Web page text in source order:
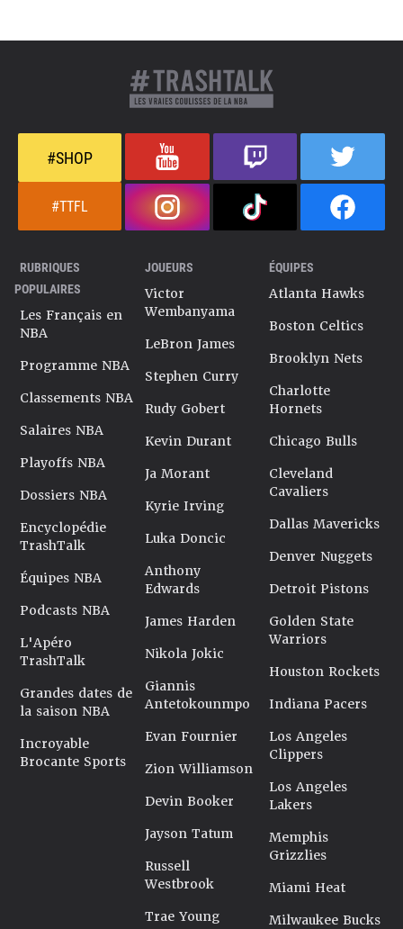
#SHOP
#TTFL
RUBRIQUES
POPULAIRES
Les Français en
NBA
Programme NBA
Classements NBA
Salaires NBA
Playoffs NBA
Dossiers NBA
Encyclopédie
TrashTalk
Équipes NBA
Podcasts NBA
L'Apéro
TrashTalk
Grandes dates de
la saison NBA
Incroyable
Brocante Sports
JOUEURS
Victor
Wembanyama
LeBron James
Stephen Curry
Rudy Gobert
Kevin Durant
Ja Morant
Kyrie Irving
Luka Doncic
Anthony
Edwards
James Harden
Nikola Jokic
Giannis
Antetokounmpo
Evan Fournier
Zion Williamson
Devin Booker
Jayson Tatum
Russell
Westbrook
Trae Young
ÉQUIPES
Atlanta Hawks
Boston Celtics
Brooklyn Nets
Charlotte
Hornets
Chicago Bulls
Cleveland
Cavaliers
Dallas Mavericks
Denver Nuggets
Detroit Pistons
Golden State
Warriors
Houston Rockets
Indiana Pacers
Los Angeles
Clippers
Los Angeles
Lakers
Memphis
Grizzlies
Miami Heat
Milwaukee Bucks